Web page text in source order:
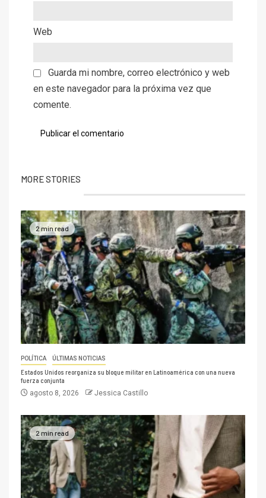
Web
Guarda mi nombre, correo electrónico y web
en este navegador para la próxima vez que
comente.
MORE STORIES
2 min read
POLÍTICA ÚLTIMAS NOTICIAS
Estados Unidos reorganiza su bloque militar en Latinoamérica con una nueva
fuerza conjunta
agosto 8, 2026 Jessica Castillo
2 min read